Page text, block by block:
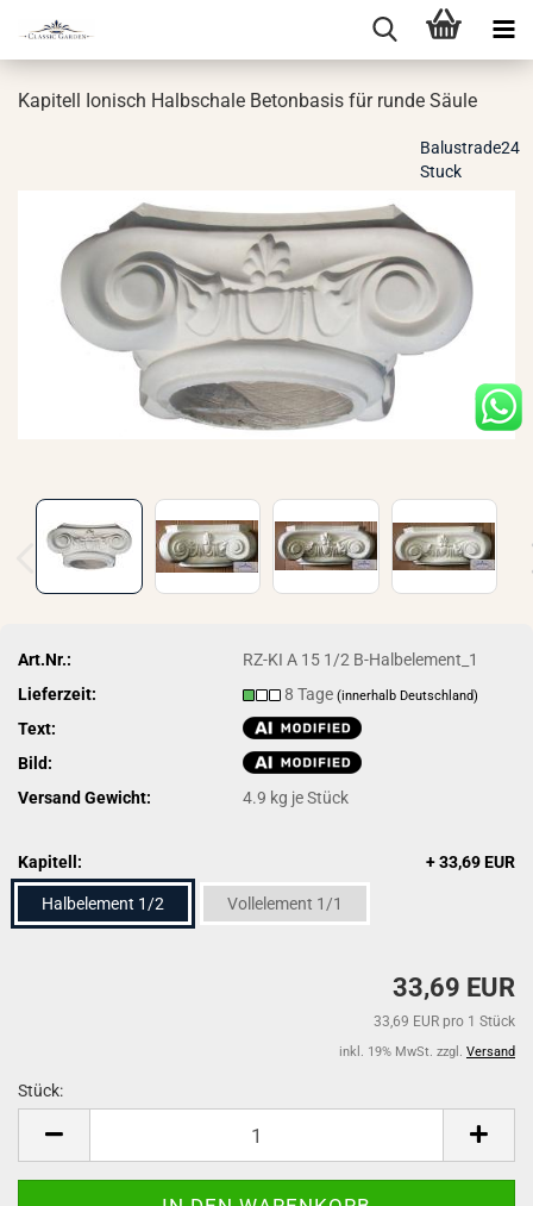
Ka­pi­tell Io­ni­sch Halb­scha­le Be­ton­ba­sis für runde Säule
Balustrade24
Stuck
Art.Nr.:
RZ-KI A 15 1/2 B-Halbelement_1
Lieferzeit:
8 Tage(innerhalb Deutschland)
Text:
Bild:
Versand Gewicht:
4.9 kg je Stück
Kapitell: + 33,69 EUR
Halbelement 1/2 Vollelement 1/1
33,69 EUR
33,69 EUR pro 1 Stück
inkl. 19% MwSt. zzgl. Versand
Stück: